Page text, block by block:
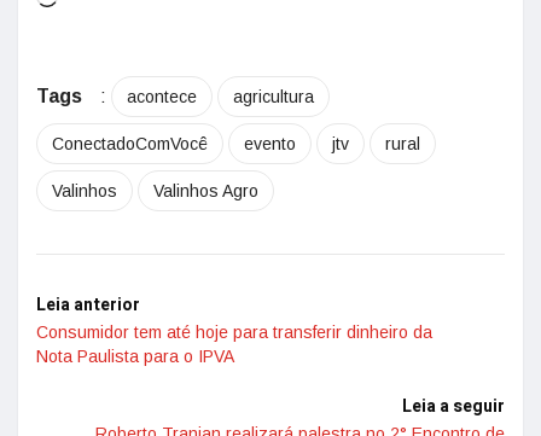
Tags : acontece agricultura
ConectadoComVocê evento jtv rural
Valinhos Valinhos Agro
Leia anterior
Consumidor tem até hoje para transferir dinheiro da
Nota Paulista para o IPVA
Leia a seguir